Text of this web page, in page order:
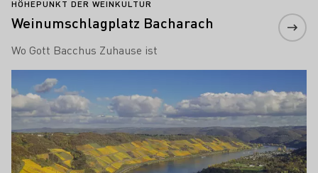
HÖHEPUNKT DER WEINKULTUR
Weinumschlagplatz Bacharach
Wo Gott Bacchus Zuhause ist
Mehr erfahren